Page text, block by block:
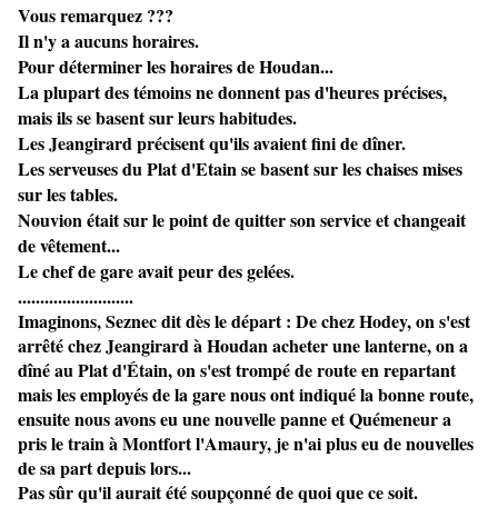
Vous remarquez ???
Il n'y a aucuns horaires.
Pour déterminer les horaires de Houdan...
La plupart des témoins ne donnent pas d'heures précises,
mais ils se basent sur leurs habitudes.
Les Jeangirard précisent qu'ils avaient fini de dîner.
Les serveuses du Plat d'Etain se basent sur les chaises mises
sur les tables.
Nouvion était sur le point de quitter son service et changeait
de vêtement...
Le chef de gare avait peur des gelées.
..........................
Imaginons, Seznec dit dès le départ : De chez Hodey, on s'est
arrêté chez Jeangirard à Houdan acheter une lanterne, on a
dîné au Plat d'Étain, on s'est trompé de route en repartant
mais les employés de la gare nous ont indiqué la bonne route,
ensuite nous avons eu une nouvelle panne et Quémeneur a
pris le train à Montfort l'Amaury, je n'ai plus eu de nouvelles
de sa part depuis lors...
Pas sûr qu'il aurait été soupçonné de quoi que ce soit.